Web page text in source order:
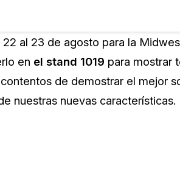
¿QUIÉN
CASEGUARD?
Español
al 23 de agosto para la
en el stand 1019 para mostrar
de demostrar el mejor
nuestras nuevas características.